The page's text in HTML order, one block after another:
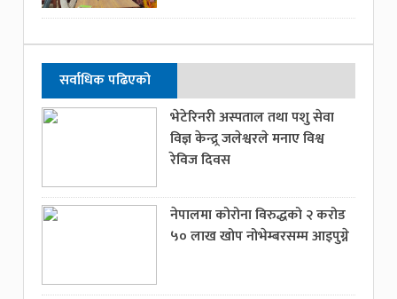
सर्वाधिक पढिएको
भेटेरिनरी अस्पताल तथा पशु सेवा
विज्ञ केन्द्र्र जलेश्वरले मनाए विश्व
रेविज दिवस
नेपालमा कोरोना विरुद्धको २ करोड
५० लाख खोप नोभेम्बरसम्म आइपुग्ने